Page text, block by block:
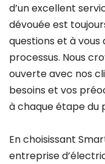
d’un excellent
dévouée est
questions et à
processus. Nous
ouverte avec nos
besoins et vos
à chaque étape du
En choisissant
entreprise